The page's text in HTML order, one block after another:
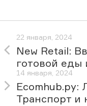
22 января, 2024
New Retail:
готовой еды
14 января, 2024
Ecomhub.ру:
Транспорт и